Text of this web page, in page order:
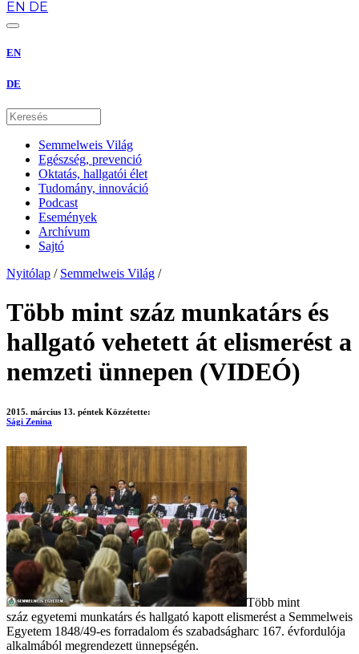
EN DE
EN
DE
Semmelweis Világ
Egészség, prevenció
Oktatás, hallgatói élet
Tudomány, innováció
Podcast
Események
Archívum
Sajtó
Nyitólap / Semmelweis Világ /
Több mint száz munkatárs és
hallgató vehetett át elismerést a
nemzeti ünnepen (VIDEÓ)
2015. március 13. péntek Közzétette:
Sági Zenina
Több mint
száz egyetemi munkatárs és hallgató kapott elismerést a Semmelweis
Egyetem 1848/49-es forradalom és szabadságharc 167. évfordulója
alkalmából megrendezett ünnepségén.